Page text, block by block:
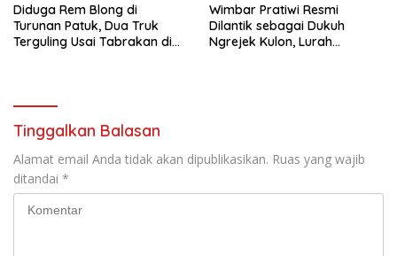
Diduga Rem Blong di
Turunan Patuk, Dua Truk
Terguling Usai Tabrakan di
Wimbar Pratiwi Resmi
Dilantik sebagai Dukuh
Ngrejek Kulon, Lurah
Tinggalkan Balasan
Alamat email Anda tidak akan dipublikasikan. Ruas yang wajib
ditandai *